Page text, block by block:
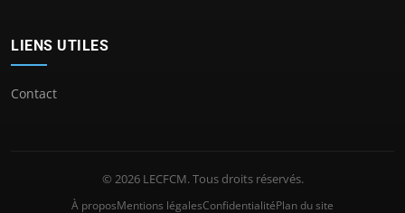
LIENS UTILES
Contact
© 2026 LECFCM. Tous droits réservés.
À proposMentions légalesConfidentialitéPlan du site